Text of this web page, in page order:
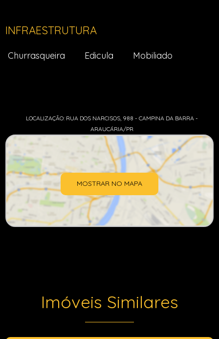
INFRAESTRUTURA
Churrasqueira Edicula Mobiliado
LOCALIZAÇÃO: RUA DOS NARCISOS, 988 - CAMPINA DA BARRA -
ARAUCÁRIA/PR
MOSTRAR NO MAPA
Imóveis Similares